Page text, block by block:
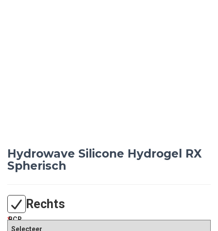
Hydrowave Silicone Hydrogel RX
Spherisch
Rechts
*BCR